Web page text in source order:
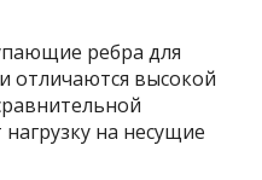
ребра для
отличаются высокой
на несущие